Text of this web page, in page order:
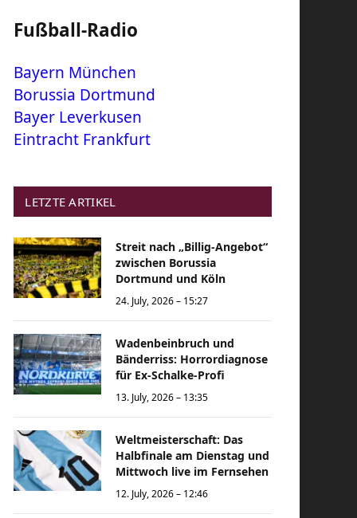
Fußball-Radio
Bayern München
Borussia Dortmund
Bayer Leverkusen
Eintracht Frankfurt
LETZTE ARTIKEL
Streit nach „Billig-Angebot“
zwischen Borussia
Dortmund und Köln
24. July, 2026 – 15:27
Wadenbeinbruch und
Bänderriss: Horrordiagnose
für Ex-Schalke-Profi
13. July, 2026 – 13:35
Weltmeisterschaft: Das
Halbfinale am Dienstag und
Mittwoch live im Fernsehen
12. July, 2026 – 12:46